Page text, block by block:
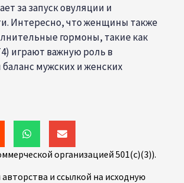
за запуск овуляции и
Интересно, что женщины также
гормоны, такие как
играют важную роль в
мужских и женских
организацией 501(c)(3)).
и ссылкой на исходную